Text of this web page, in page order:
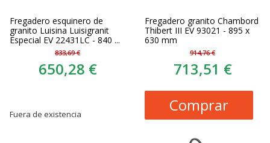
Fregadero esquinero de
granito Luisina Luisigranit
Especial EV 22431LC - 840 ...
833,69 €
650,28 €
Fuera de existencia
Fregadero granito Chambord
Thibert III EV 93021 - 895 x
630 mm
914,76 €
713,51 €
Comprar